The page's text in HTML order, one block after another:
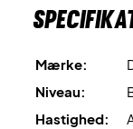
Mærke:
Niveau:
Hastighed: